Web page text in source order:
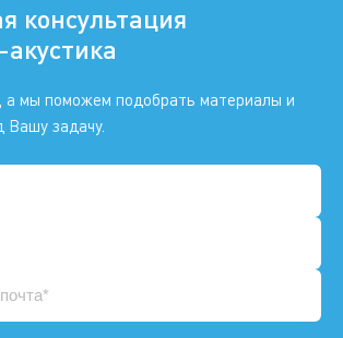
консультация
а мы поможем подобрать материалы и
Вашу задачу.